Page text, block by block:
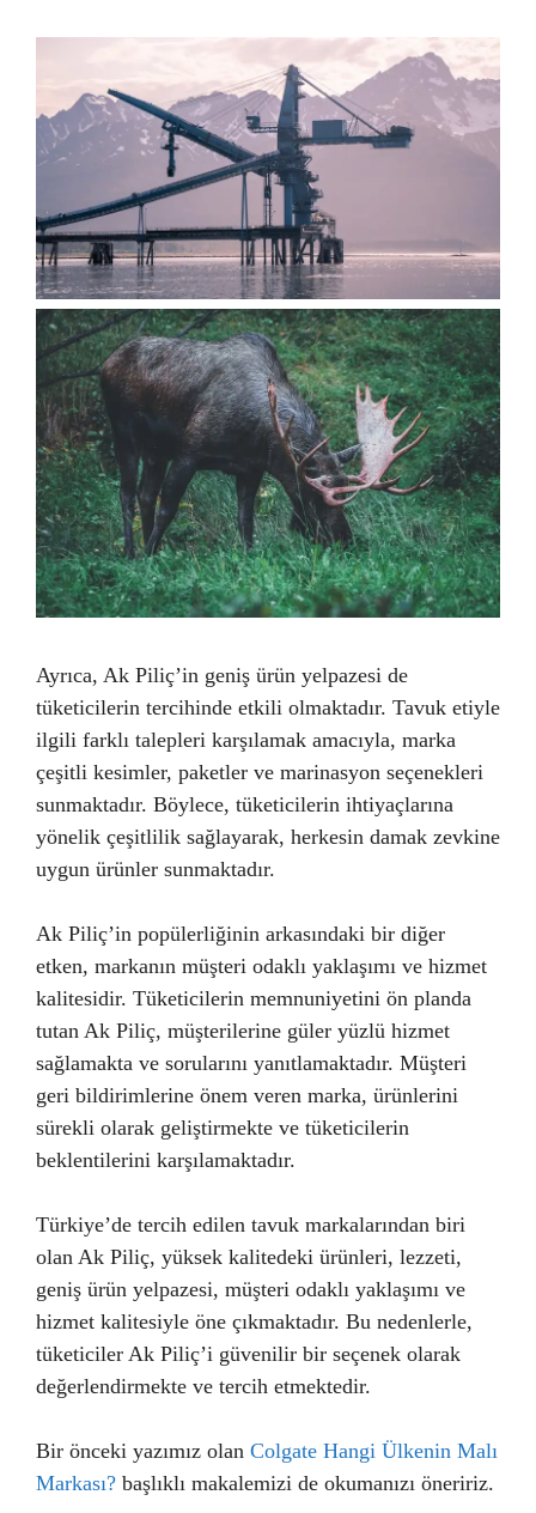
Ayrıca, Ak Piliç’in geniş ürün yelpazesi de
tüketicilerin tercihinde etkili olmaktadır. Tavuk etiyle
ilgili farklı talepleri karşılamak amacıyla, marka
çeşitli kesimler, paketler ve marinasyon seçenekleri
sunmaktadır. Böylece, tüketicilerin ihtiyaçlarına
yönelik çeşitlilik sağlayarak, herkesin damak zevkine
uygun ürünler sunmaktadır.
Ak Piliç’in popülerliğinin arkasındaki bir diğer
etken, markanın müşteri odaklı yaklaşımı ve hizmet
kalitesidir. Tüketicilerin memnuniyetini ön planda
tutan Ak Piliç, müşterilerine güler yüzlü hizmet
sağlamakta ve sorularını yanıtlamaktadır. Müşteri
geri bildirimlerine önem veren marka, ürünlerini
sürekli olarak geliştirmekte ve tüketicilerin
beklentilerini karşılamaktadır.
Türkiye’de tercih edilen tavuk markalarından biri
olan Ak Piliç, yüksek kalitedeki ürünleri, lezzeti,
geniş ürün yelpazesi, müşteri odaklı yaklaşımı ve
hizmet kalitesiyle öne çıkmaktadır. Bu nedenlerle,
tüketiciler Ak Piliç’i güvenilir bir seçenek olarak
değerlendirmekte ve tercih etmektedir.
Bir önceki yazımız olan Colgate Hangi Ülkenin Malı
Markası? başlıklı makalemizi de okumanızı öneririz.